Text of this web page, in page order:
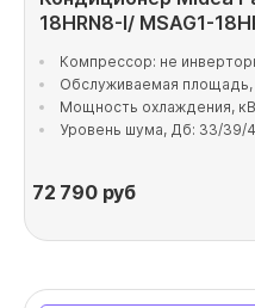
18HRN8-I/ MSAG1-
Компрессор: не
Обслуживаемая площадь,
Мощность охлаждения,
Уровень шума, Дб: 33/39/
72 790руб